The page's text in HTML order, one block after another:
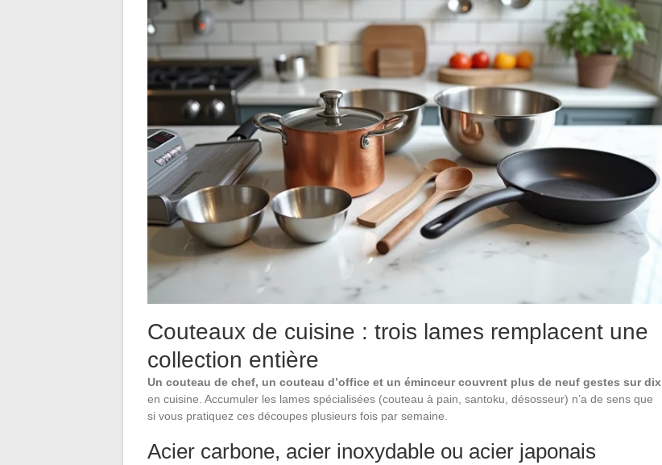
Couteaux de cuisine : trois lames remplacent une
collection entière
Un couteau de chef, un couteau d’office et un éminceur couvrent plus de neuf gestes sur dix
en cuisine. Accumuler les lames spécialisées (couteau à pain, santoku, désosseur) n’a de sens que
si vous pratiquez ces découpes plusieurs fois par semaine.
Acier carbone, acier inoxydable ou acier japonais